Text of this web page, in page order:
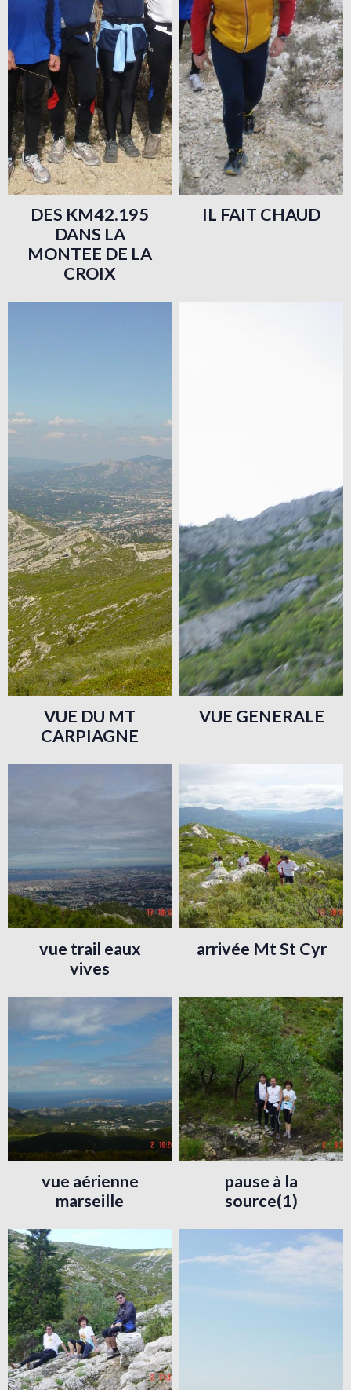
DES KM42.195
DANS LA
MONTEE DE LA
CROIX
IL FAIT CHAUD
VUE DU MT
CARPIAGNE
VUE GENERALE
vue trail eaux
vives
arrivée Mt St Cyr
vue aérienne
marseille
pause à la
source(1)